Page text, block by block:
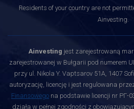
Residents of your country are not
Ainvesting.
Ainvesting jest zarejestrowaną
zarejestrowanej w Bułgarii pod numerem
przy ul. Nikola Y. Vaptsarov 51A, 1407
autoryzację, licencję i jest regulowana
Finansowego na podstawie licencji nr РГ-
działa w pełnej zgodności z